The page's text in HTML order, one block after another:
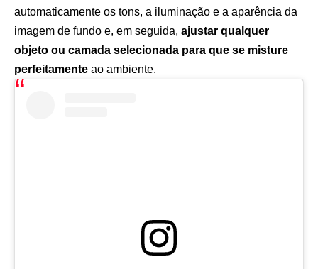
automaticamente os tons, a iluminação e a aparência da
imagem de fundo e, em seguida, ajustar qualquer
objeto ou camada selecionada para que se misture
perfeitamente ao ambiente.